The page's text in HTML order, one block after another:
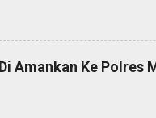
terbaik kepada
Polres Metro akan
membutuhkan
jaringan dari sistem
Amankan Ke Polres